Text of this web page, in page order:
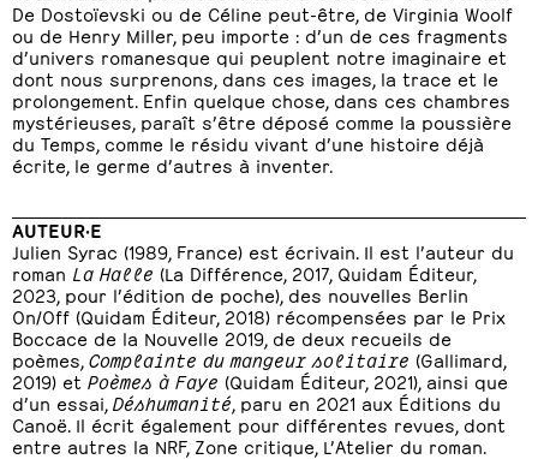
De Dostoïevski ou de Céline peut-être, de Virginia Woolf
ou de Henry Miller, peu importe : d’un de ces fragments
d’univers romanesque qui peuplent notre imaginaire et
dont nous surprenons, dans ces images, la trace et le
prolongement. Enfin quelque chose, dans ces chambres
mystérieuses, paraît s’être déposé comme la poussière
du Temps, comme le résidu vivant d’une histoire déjà
écrite, le germe d’autres à inventer.
AUTEUR·E
Julien Syrac (1989, France) est écrivain. Il est l’auteur du
roman La Halle (La Différence, 2017, Quidam Éditeur,
2023, pour l’édition de poche), des nouvelles Berlin
On/Off (Quidam Éditeur, 2018) récompensées par le Prix
Boccace de la Nouvelle 2019, de deux recueils de
poèmes, Complainte du mangeur solitaire (Gallimard,
2019) et Poèmes à Faye (Quidam Éditeur, 2021), ainsi que
d’un essai, Déshumanité , paru en 2021 aux Éditions du
Canoë. Il écrit également pour différentes revues, dont
entre autres la NRF, Zone critique, L’Atelier du roman.